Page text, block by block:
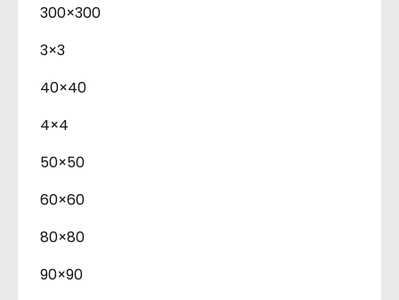
300×300
3×3
40×40
4×4
50×50
60×60
80×80
90×90